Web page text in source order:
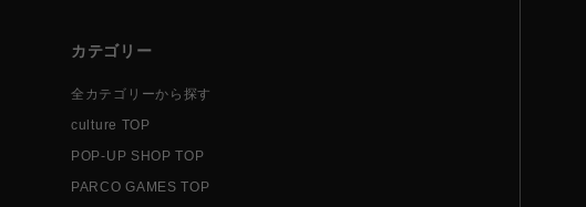
カテゴリー
全カテゴリーから探す
culture TOP
POP-UP SHOP TOP
PARCO GAMES TOP